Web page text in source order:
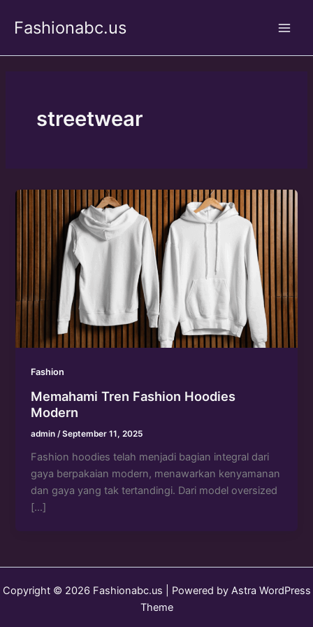
Fashionabc.us
streetwear
Fashion
Memahami Tren Fashion Hoodies
Modern
admin /September 11, 2025
Fashion hoodies telah menjadi bagian integral dari
gaya berpakaian modern, menawarkan kenyamanan
dan gaya yang tak tertandingi. Dari model oversized
[…]
Copyright © 2026 Fashionabc.us | Powered by Astra WordPress
Theme